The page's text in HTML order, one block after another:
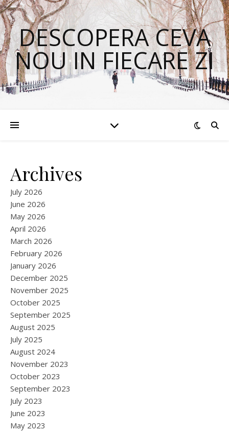
DESCOPERA CEVA
NOU IN FIECARE ZI
Archives
July 2026
June 2026
May 2026
April 2026
March 2026
February 2026
January 2026
December 2025
November 2025
October 2025
September 2025
August 2025
July 2025
August 2024
November 2023
October 2023
September 2023
July 2023
June 2023
May 2023